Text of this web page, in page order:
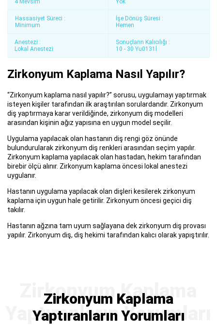
4 Mevsim
Yok
Hassasiyet Süreci :
Minimum
İşe Dönüş Süresi :
Hemen
Anestezi :
Lokal Anestezi
Sonuçların Kalıcılığı :
10 - 30 Yu0131l
Zirkonyum Kaplama Nasıl Yapılır?
“Zirkonyum kaplama nasıl yapılır?” sorusu, uygulamayı yaptırmak
isteyen kişiler tarafından ilk araştırılan sorulardandır. Zirkonyum
diş yaptırmaya karar verildiğinde, zirkonyum diş modelleri
arasından kişinin ağız yapısına en uygun model seçilir.
Uygulama yapılacak olan hastanın diş rengi göz önünde
bulundurularak zirkonyum diş renkleri arasından seçim yapılır.
Zirkonyum kaplama yapılacak olan hastadan, hekim tarafından
birebir ölçü alınır. Zirkonyum kaplama öncesi lokal anestezi
uygulanır.
Hastanın uygulama yapılacak olan dişleri kesilerek zirkonyum
kaplama için uygun hale getirilir. Zirkonyum öncesi geçici diş
takılır.
Hastanın ağzına tam uyum sağlayana dek zirkonyum diş provası
yapılır. Zirkonyum diş, diş hekimi tarafından kalıcı olarak yapıştırılır.
Zirkonyum Kaplama
Yaptıranların Yorumları